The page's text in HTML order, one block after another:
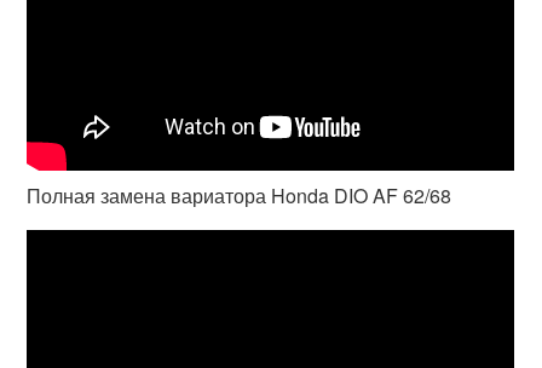
Полная замена вариатора Honda DIO AF 62/68